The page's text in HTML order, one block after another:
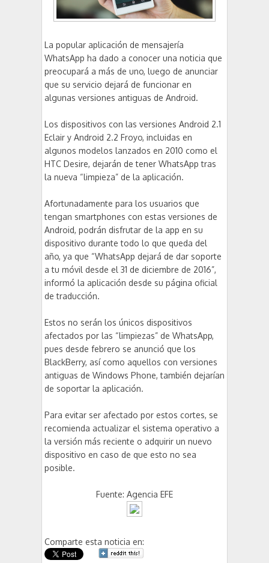
La popular aplicación de mensajería
WhatsApp ha dado a conocer una noticia que
preocupará a más de uno, luego de anunciar
que su servicio dejará de funcionar en
algunas versiones antiguas de Android.
Los dispositivos con las versiones Android 2.1
Eclair y Android 2.2 Froyo, incluidas en
algunos modelos lanzados en 2010 como el
HTC Desire, dejarán de tener WhatsApp tras
la nueva “limpieza” de la aplicación.
Afortunadamente para los usuarios que
tengan smartphones con estas versiones de
Android, podrán disfrutar de la app en su
dispositivo durante todo lo que queda del
año, ya que “WhatsApp dejará de dar soporte
a tu móvil desde el 31 de diciembre de 2016”,
informó la aplicación desde su página oficial
de traducción.
Estos no serán los únicos dispositivos
afectados por las “limpiezas” de WhatsApp,
pues desde febrero se anunció que los
BlackBerry, así como aquellos con versiones
antiguas de Windows Phone, también dejarían
de soportar la aplicación.
Para evitar ser afectado por estos cortes, se
recomienda actualizar el sistema operativo a
la versión más reciente o adquirir un nuevo
dispositivo en caso de que esto no sea
posible.
Fuente: Agencia EFE
Comparte esta noticia en: